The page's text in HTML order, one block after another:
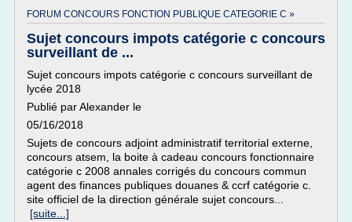
FORUM CONCOURS FONCTION PUBLIQUE CATEGORIE C »
Sujet concours impots catégorie c concours
surveillant de ...
Sujet concours impots catégorie c concours surveillant de
lycée 2018
Publié par Alexander le
05/16/2018
Sujets de concours adjoint administratif territorial externe,
concours atsem, la boite à cadeau concours fonctionnaire
catégorie c 2008 annales corrigés du concours commun
agent des finances publiques douanes & ccrf catégorie c.
site officiel de la direction générale sujet concours...
[suite...]